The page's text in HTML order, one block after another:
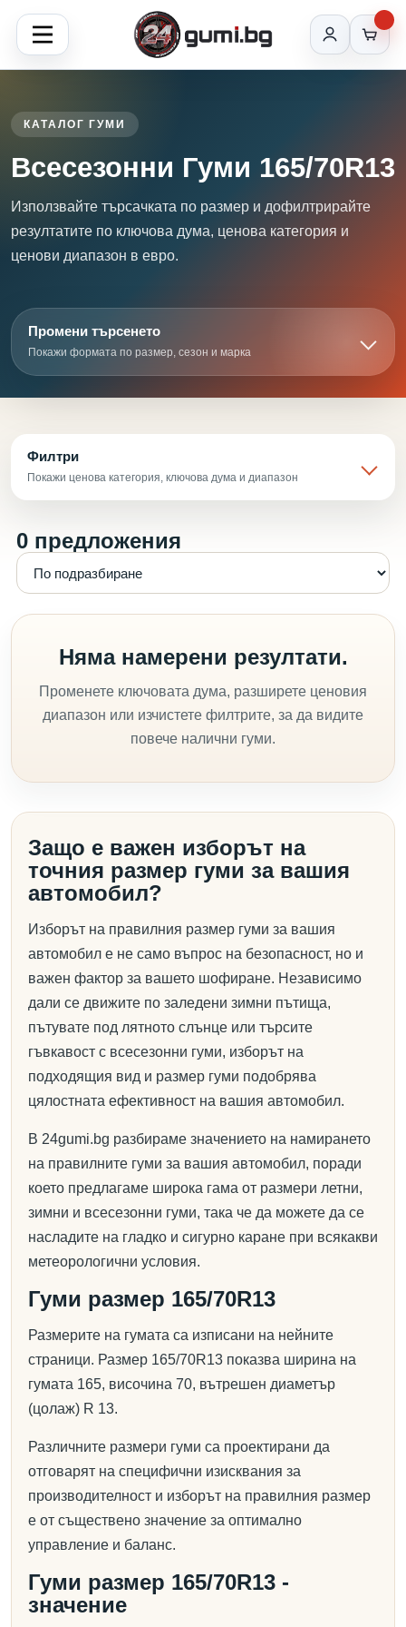
КАТАЛОГ ГУМИ
Всесезонни Гуми 165/70R13
Използвайте търсачката по размер и дофилтрирайте
резултатите по ключова дума, ценова категория и
ценови диапазон в евро.
Промени търсенето
Покажи формата по размер, сезон и марка
Филтри
Покажи ценова категория, ключова дума и диапазон
0 предложения
Няма намерени резултати.
Променете ключовата дума, разширете ценовия
диапазон или изчистете филтрите, за да видите
повече налични гуми.
Защо е важен изборът на
точния размер гуми за вашия
автомобил?
Изборът на правилния размер гуми за вашия
автомобил е не само въпрос на безопасност, но и
важен фактор за вашето шофиране. Независимо
дали се движите по заледени зимни пътища,
пътувате под лятното слънце или търсите
гъвкавост с всесезонни гуми, изборът на
подходящия вид и размер гуми подобрява
цялостната ефективност на вашия автомобил.
В 24gumi.bg разбираме значението на намирането
на правилните гуми за вашия автомобил, поради
което предлагаме широка гама от размери летни,
зимни и всесезонни гуми, така че да можете да се
насладите на гладко и сигурно каране при всякакви
метеорологични условия.
Гуми размер 165/70R13
Размерите на гумата са изписани на нейните
страници. Размер 165/70R13 показва ширина на
гумата 165, височина 70, вътрешен диаметър
(цолаж) R 13.
Различните размери гуми са проектирани да
отговарят на специфични изисквания за
производителност и изборът на правилния размер
е от съществено значение за оптимално
управление и баланс.
Гуми размер 165/70R13 -
значение